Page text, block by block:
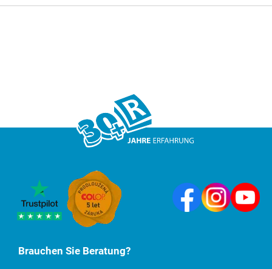
Brauchen Sie Beratung?